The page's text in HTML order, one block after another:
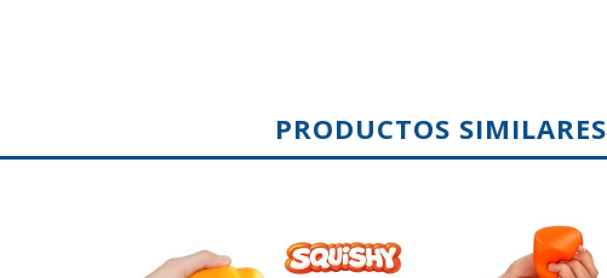
PRODUCTOS SIMILARES